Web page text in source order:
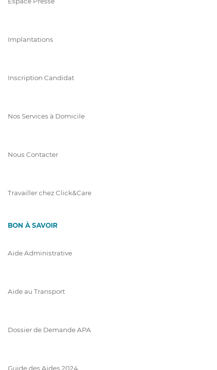
Implantations
Inscription Candidat
Nos Services à Domicile
Nous Contacter
Travailler chez Click&Care
BON À SAVOIR
Aide Administrative
Aide au Transport
Dossier de Demande APA
Guide des Aides 2024